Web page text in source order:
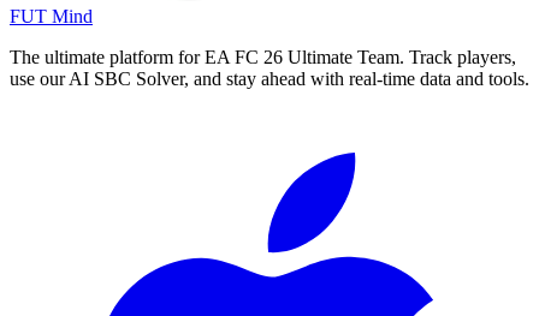
FUT Mind
The ultimate platform for EA FC 26 Ultimate Team. Track players,
use our AI SBC Solver, and stay ahead with real-time data and tools.